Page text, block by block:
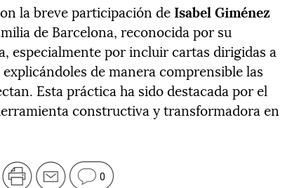
la breve participación de Isabel Giménez
de Barcelona, reconocida por su
especialmente por incluir cartas dirigidas a
de manera comprensible las
Esta práctica ha sido destacada por el
constructiva y transformadora en
0